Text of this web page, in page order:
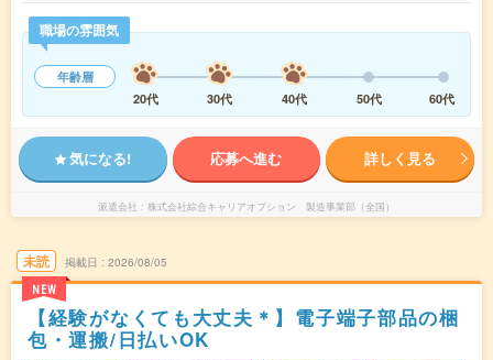
職場の雰囲気
年齢層
20代
30代 40代 50代 60代
気になる! 応募へ進む 詳しく見る
派遣会社 株式会社綜合キャリアオプション 製造事業部（全国）
未読
NEW
掲載日 2026/08/05
【経験がなくても大丈夫＊】電子端子部品の梱
包・運搬/日払いOK